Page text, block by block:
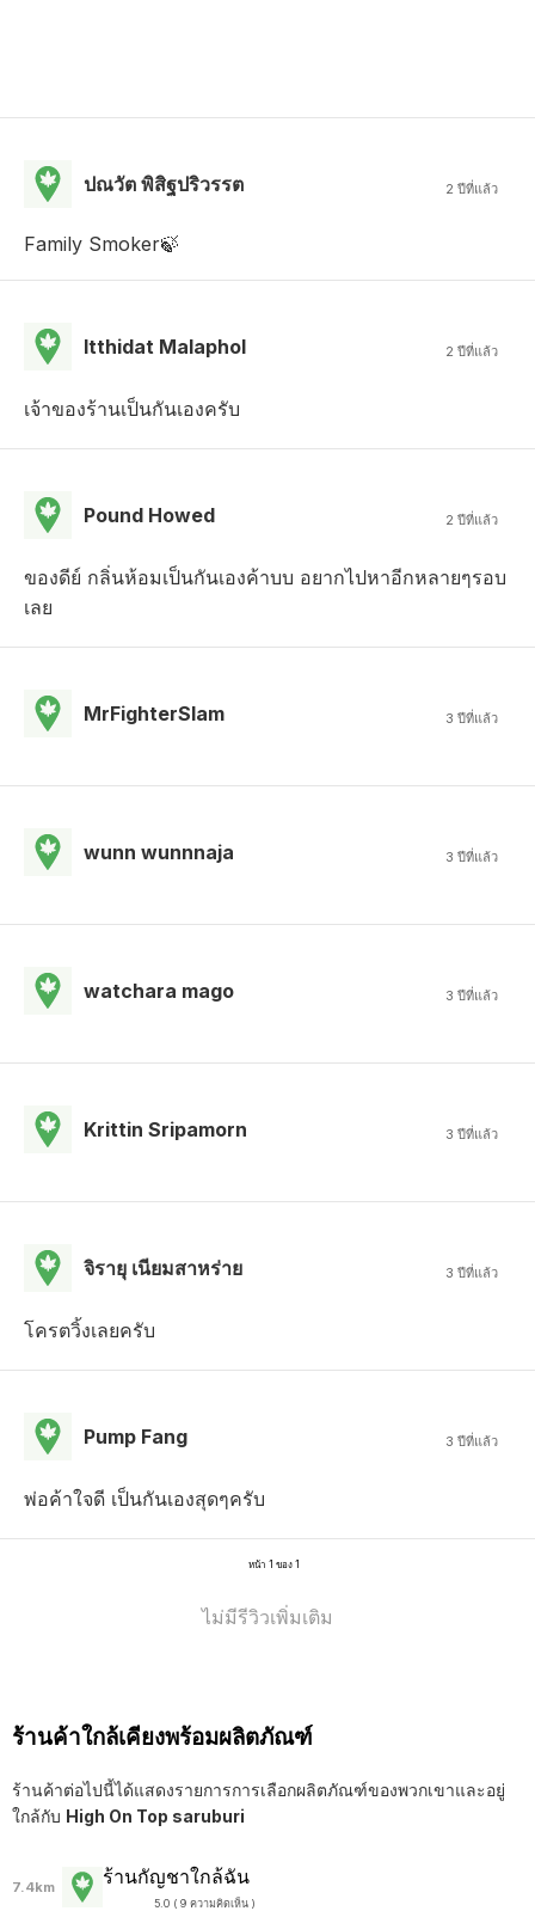
ปณวัต พิสิฐปริวรรต 2 ปีที่แล้ว
Family Smoker🍃
Itthidat Malaphol 2 ปีที่แล้ว
เจ้าของร้านเป็นกันเองครับ
Pound Howed 2 ปีที่แล้ว
ของดีย์ กลิ่นห้อมเป็นกันเองค้าบบ อยากไปหาอีกหลายๆรอบ
เลย
MrFighterSlam 3 ปีที่แล้ว
wunn wunnnaja 3 ปีที่แล้ว
watchara mago 3 ปีที่แล้ว
Krittin Sripamorn 3 ปีที่แล้ว
จิรายุ เนียมสาหร่าย 3 ปีที่แล้ว
โครตวิ้งเลยครับ
Pump Fang 3 ปีที่แล้ว
พ่อค้าใจดี เป็นกันเองสุดๆครับ
หน้า 1 ของ 1
ไม่มีรีวิวเพิ่มเติม
ร้านค้าใกล้เคียงพร้อมผลิตภัณฑ์
ร้านค้าต่อไปนี้ได้แสดงรายการการเลือกผลิตภัณฑ์ของพวกเขาและอยู่
ใกล้กับ High On Top saruburi
7.4km ร้านกัญชาใกล้ฉัน
5.0 ( 9 ความคิดเห็น )